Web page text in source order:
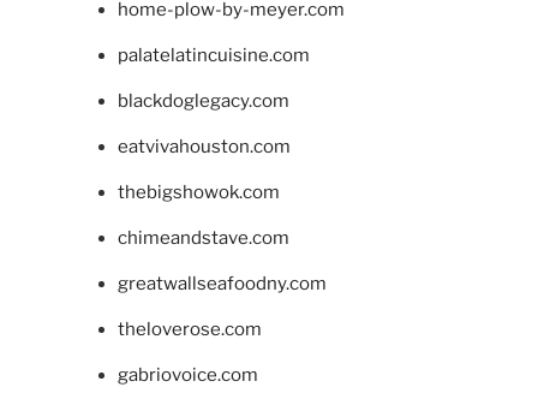
home-plow-by-meyer.com
palatelatincuisine.com
blackdoglegacy.com
eatvivahouston.com
thebigshowok.com
chimeandstave.com
greatwallseafoodny.com
theloverose.com
gabriovoice.com